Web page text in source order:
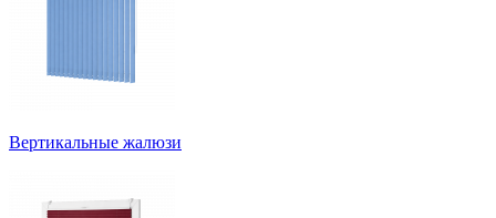
Вертикальные жалюзи